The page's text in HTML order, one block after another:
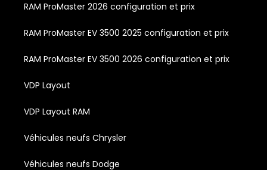
RAM ProMaster 2026 configuration et prix
RAM ProMaster EV 3500 2025 configuration et prix
RAM ProMaster EV 3500 2026 configuration et prix
VDP Layout
VDP Layout RAM
Véhicules neufs Chrysler
Véhicules neufs Dodge